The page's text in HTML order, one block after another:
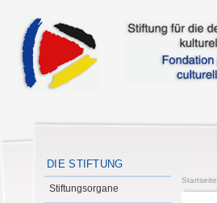
DIE STIFTUNG
Stiftungsorgane
Startseite